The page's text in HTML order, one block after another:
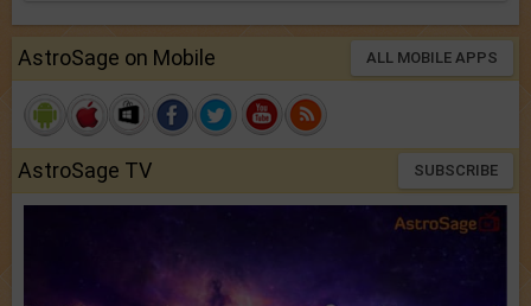
AstroSage on Mobile ALL MOBILE APPS
AstroSage TV SUBSCRIBE